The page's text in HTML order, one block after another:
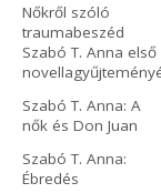
Nőkről szóló
traumabeszéd
Szabó T. Anna első
Szabó T. Anna: A
nők és Don Juan
Szabó T. Anna:
Ébredés